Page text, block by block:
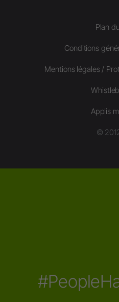
Plan
Conditions
Mentions légales /
Applis
©